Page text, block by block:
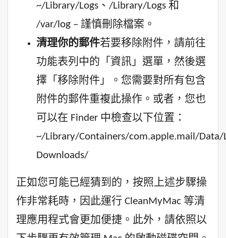
~/Library/Logs、/Library/Logs 和
/var/log – 謹慎刪除檔案。
清理你的郵件若要移除附件，請前往
功能表列中的「資訊」選單，然後選
擇「移除附件」。您需要對所有包含
附件的郵件重複此操作。或者，您也
可以在 Finder 中檢查以下位置：
~/Library/Containers/com.apple.mail/
Downloads/
正如您可能已經猜到的，按照上述步驟操
作非常耗時，因此運行 CleanMyMac 等清
理應用程式會更加便捷。此外，請依照以